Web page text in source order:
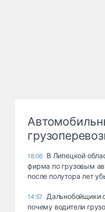
18:06 В Липецкой
фирма по грузовым
после полутора лет
14:57
Дальнобойщики
почему водители